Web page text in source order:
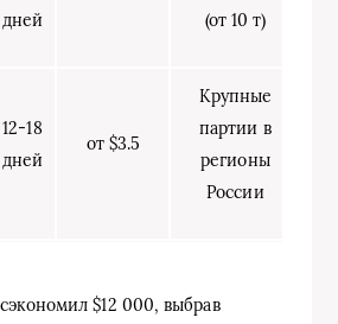
дней
(от 10 т)
12-18
дней
от $3.5
Крупные
партии в
регионы
России
$12 000, выбрав